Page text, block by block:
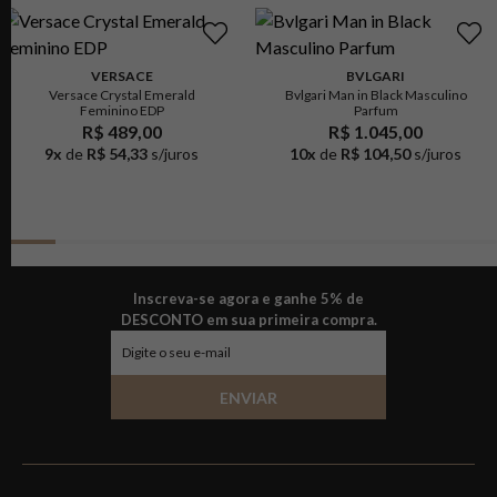
VERSACE
Versace Crystal Emerald
Feminino EDP
R$ 489,00
9x de R$ 54,33 s/juros
BVLGARI
Bvlgari Man in Black Masculino
Parfum
R$ 1.045,00
10x de R$ 104,50 s/juros
Inscreva-se agora e ganhe 5% de
DESCONTO em sua primeira compra.
ENVIAR